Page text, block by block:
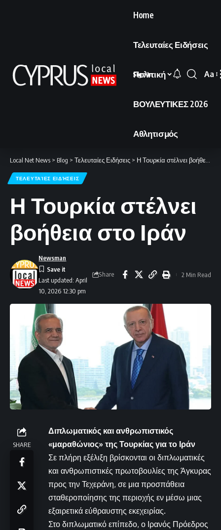
Home
Τελευταίες Ειδήσεις
Πολιτική
ΒΟΥΛΕΥΤΙΚΕΣ 2026
Αθλητισμός
Sign In
Font
Aa
Local Net News > Blog > Τελευταίες Ειδήσεις > Η Τουρκία στέλνει βοήθεια στο Ιράν
ΤΕΛΕΥΤΑΊΕΣ ΕΙΔΉΣΕΙΣ
Η Τουρκία στέλνει
βοήθεια στο Ιράν
Last updated: April
10, 2026 12:30 pm
Newsman
Share 2 Min Read
SHARE
Διπλωματικός και ανθρωπιστικός
«μαραθώνιος» της Τουρκίας για το Ιράν
Σε πλήρη εξέλιξη βρίσκονται οι διπλωματικές
και ανθρωπιστικές πρωτοβουλίες της Άγκυρας
προς την Τεχεράνη, σε μια προσπάθεια
σταθεροποίησης της περιοχής εν μέσω μιας
εξαιρετικά εύθραυστης εκεχειρίας.
Στο διπλωματικό επίπεδο, ο Ιρανός Πρόεδρος